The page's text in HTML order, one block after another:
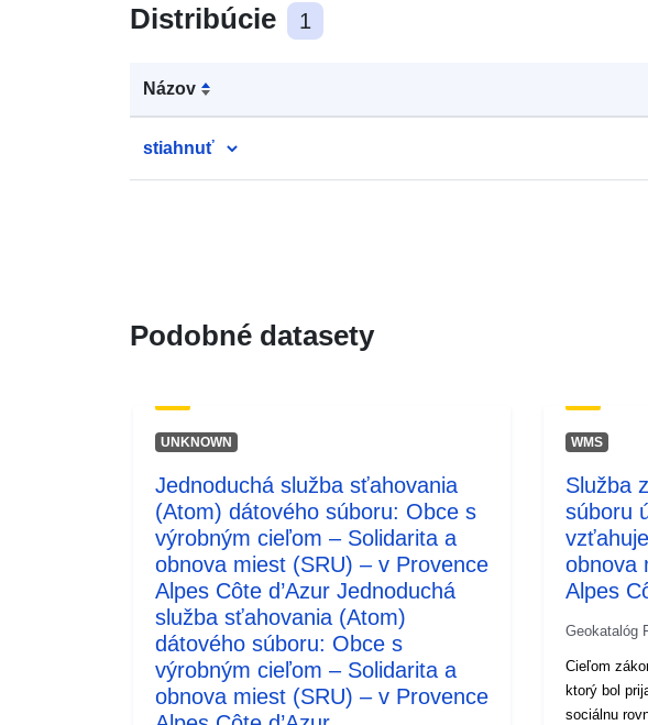
Distribúcie 1
Názov
stiahnuť
Podobné datasety
UNKNOWN
Jednoduchá služba sťahovania
(Atom) dátového súboru: Obce s
výrobným cieľom – Solidarita a
obnova miest (SRU) – v Provence
Alpes Côte d’Azur Jednoduchá
služba sťahovania (Atom)
dátového súboru: Obce s
výrobným cieľom – Solidarita a
obnova miest (SRU) – v Provence
WMS
Služba
súboru
obnova
Alpes
Geokatalóg
Cieľom
ktorý bol
sociálnu